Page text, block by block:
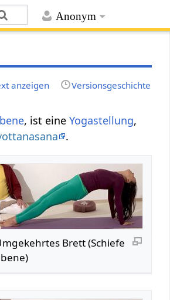
Anonym
anzeigen Versionsgeschichte
, ist eineYogastellung,
.
Brett (Schiefe